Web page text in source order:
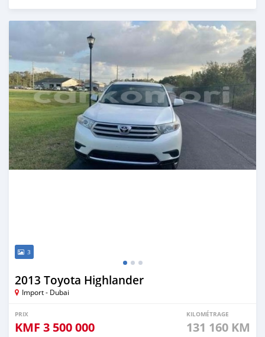
Publié il y a presque 6 ans
3
2013 Toyota Highlander
Import - Dubai
PRIX
KMF 3 500 000
KILOMÉTRAGE
131 160 KM